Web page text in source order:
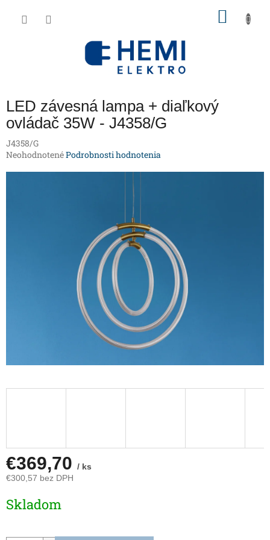
LED závesná lampa + diaľkový
ovládač 35W - J4358/G
J4358/G
Priemerné
NeohodnotenéPodrobnosti hodnotenia
€369,70 / ks
€300,57 bez DPH
cena:
Skladom